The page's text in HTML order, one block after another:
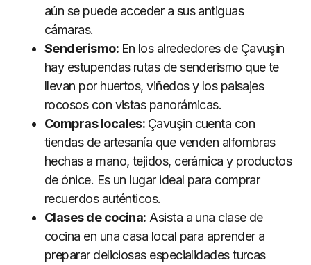
aún se puede acceder a sus antiguas
cámaras.
Senderismo: En los alrededores de Çavuşin
hay estupendas rutas de senderismo que te
llevan por huertos, viñedos y los paisajes
rocosos con vistas panorámicas.
Compras locales: Çavuşin cuenta con
tiendas de artesanía que venden alfombras
hechas a mano, tejidos, cerámica y productos
de ónice. Es un lugar ideal para comprar
recuerdos auténticos.
Clases de cocina: Asista a una clase de
cocina en una casa local para aprender a
preparar deliciosas especialidades turcas